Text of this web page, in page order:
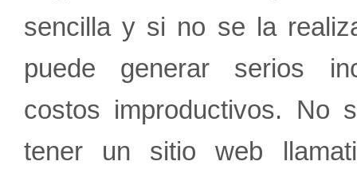
sencilla y si no se la
puede generar serios
costos improductivos. No
tener un sitio web